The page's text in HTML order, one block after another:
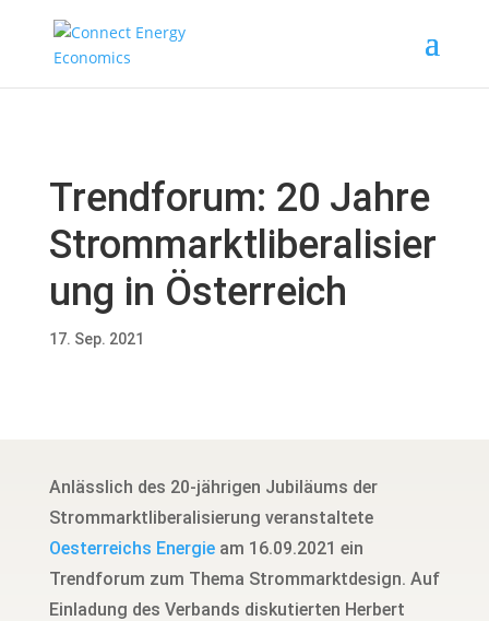
Trendforum: 20 Jahre
Strommarktliberalisier
ung in Österreich
17. Sep. 2021
Anlässlich des 20-jährigen Jubiläums der
Strommarktliberalisierung veranstaltete
Oesterreichs Energieam 16.09.2021 ein
Trendforum zum Thema Strommarktdesign. Auf
Einladung des Verbands diskutierten Herbert